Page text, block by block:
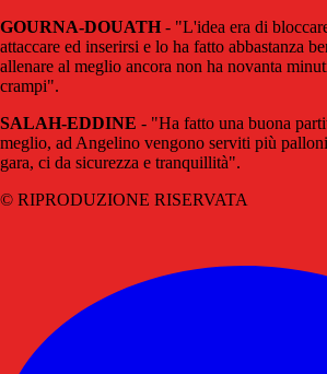
GOURNA-DOUATH- "L'idea era di
attaccare ed inserirsi e lo ha fatto abbastanza
allenare al meglio ancora non ha novanta
crampi".
SALAH-EDDINE - "Ha fatto una buona
meglio, ad Angelino vengono serviti più
gara, ci da sicurezza e tranquillità".
© RIPRODUZIONE RISERVATA